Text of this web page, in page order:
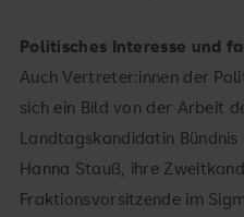
Politisches Interesse und
Auch Vertreter:innen der
sich ein Bild von der Arbeit
Landtagskandidatin
Hanna Stauß, ihre
Fraktionsvorsitzende im